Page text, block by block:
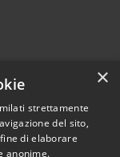
×
strettamente
del sito,
di elaborare
anonime.